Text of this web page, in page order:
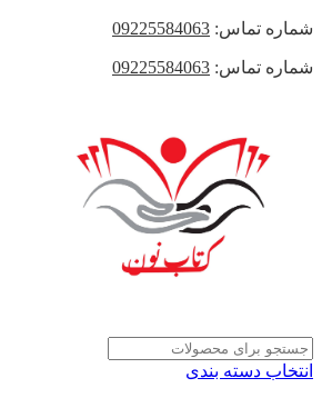
شماره تماس: 09225584063
شماره تماس: 09225584063
انتخاب دسته بندی